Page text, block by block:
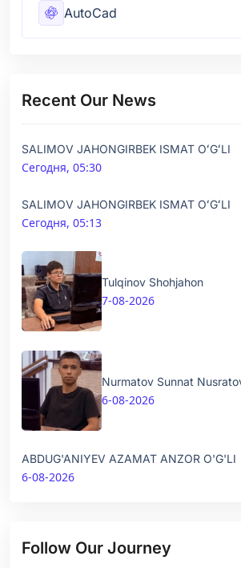
AutoCad
Recent Our News
SALIMOV JAHONGIRBEK ISMAT OʻGʻLI
Сегодня, 05:30
SALIMOV JAHONGIRBEK ISMAT OʻGʻLI
Сегодня, 05:13
Tulqinov Shohjahon
7-08-2026
Nurmatov Sunnat
6-08-2026
ABDUG'ANIYEV AZAMAT ANZOR O'G'LI
6-08-2026
Follow Our Journey